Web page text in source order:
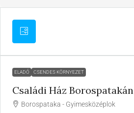
ELADÓ CSENDES KÖRNYEZET
Családi Ház Borospatakán
Borospataka - Gyimesközéplok